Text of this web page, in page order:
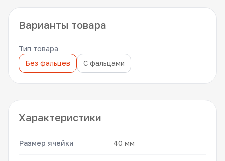
Варианты товара
Тип товара
Без фальцев
С фальцами
Характеристики
Размер ячейки 40 мм